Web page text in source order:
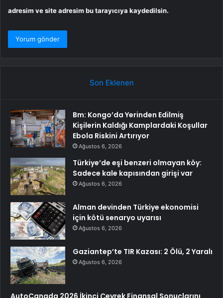
adresim ve site adresim bu tarayıcıya kaydedilsin.
Son Eklenen
Bm: Kongo’da Yerinden Edilmiş
Kişilerin Kaldığı Kamplardaki Koşullar
Ebola Riskini Artırıyor
Ağustos 6, 2026
Türkiye’de eşi benzeri olmayan köy:
Sadece kale kapısından girişi var
Ağustos 6, 2026
Alman devinden Türkiye ekonomisi
için kötü senaryo uyarısı
Ağustos 6, 2026
Gaziantep’te TIR Kazası: 2 Ölü, 2 Yaralı
Ağustos 6, 2026
AutoCanada 2026 İkinci Çeyrek Finansal Sonuçlarını